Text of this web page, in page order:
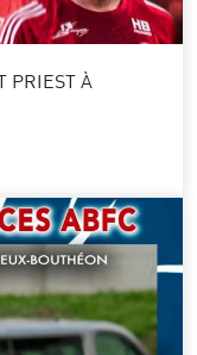
PRIEST À